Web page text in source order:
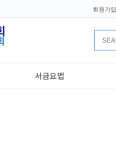
회원가입
서금요법